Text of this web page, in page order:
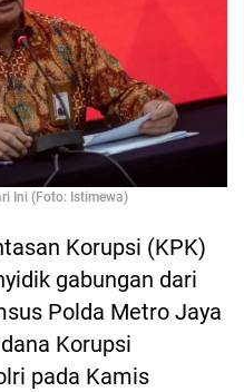
Ini (Foto: Istimewa)
Korupsi (KPK)
gabungan dari
Polda Metro Jaya
Korupsi
pada Kamis